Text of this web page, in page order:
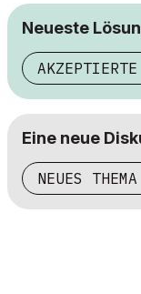
Neueste
Eine neue
NEUES